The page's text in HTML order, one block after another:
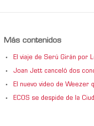
Más contenidos
El viaje de Serú Girán por
Joan Jett canceló dos
El nuevo video de Weezer
ECOS se despide de la